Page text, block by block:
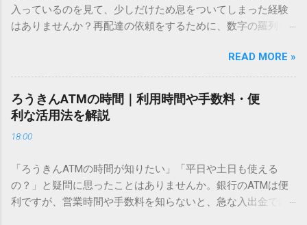
こないのか？ そもそも、なぜ普通の変換で出てこない漢字が
あるのでしょうか。その理由は、パソコンが文字を認識する
は、JIS規格（日本産業規格）によって「第1水準」「第2水
準」といった形で整理されています。しかし、人名や地名に
使われる非常に古い漢字（旧字）や、特定の組織だけで作ら
れた「外字」は、この一般的な変換リストに含まれていない
ン上のすべての文字には、いわば「住所」のような番号が割
り振られています。変換候補に出ない文字でも、この住所
（コード）を直接指定すれば、確実に呼び出すことができる
のです。 2. Windows標準機能！文字コードで漢字を出す「16
入っているのを見て、少しだけため息をついてしまった経験
はありませんか？再配達の依頼をするために、数字の羅列を
ことに申し訳なさを感じたりすることもあるかもしれませ
ん。 「もっとスムーズに、自分のタイミングで受け取りた
い」 「わざわざ電話をかけずに、スマホ一つで完結させた
い」 そんな願いを叶えてくれるのが、佐川急便の会員制サー
ビス「スマートクラブ」と、LINEや公式アプリの連携です。
これらを活用するだけで、再配達のストレスは驚くほど軽く
受け取り術と、連携による具体的なメリットを徹底解説しま
す。 佐川急便の再配達が劇的に変わる「スマートクラブ」と
は？ まず押さえておきたいのが、佐川急便の個人向け無料会
READ MORE »
ろうきんATMの時間｜利用時間や手数料・便
利な活用法を解説
18:00
「ろうきんATMの時間が知りたい」「平日や土日も使える
の？」と疑問に思ったことはありませんか。銀行のATMは便
利ですが、営業時間や手数料を知らないと、急な入出金で困